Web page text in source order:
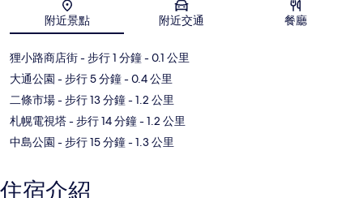
地圖
附近景點 附近交通 餐廳
狸小路商店街- 步行 1 分鐘- 0.1 公里
大通公園 - 步行 5 分鐘- 0.4 公里
二條市場- 步行 13 分鐘- 1.2 公里
札幌電視塔- 步行 14 分鐘- 1.2 公里
中島公園 - 步行 15 分鐘- 1.3 公里
住宿介紹